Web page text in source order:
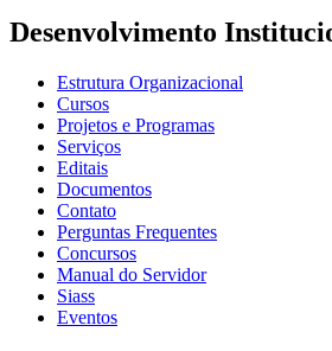
Desenvolvimento
Estrutura Organizacional
Cursos
Projetos e Programas
Serviços
Editais
Documentos
Contato
Perguntas Frequentes
Concursos
Manual do Servidor
Siass
Eventos